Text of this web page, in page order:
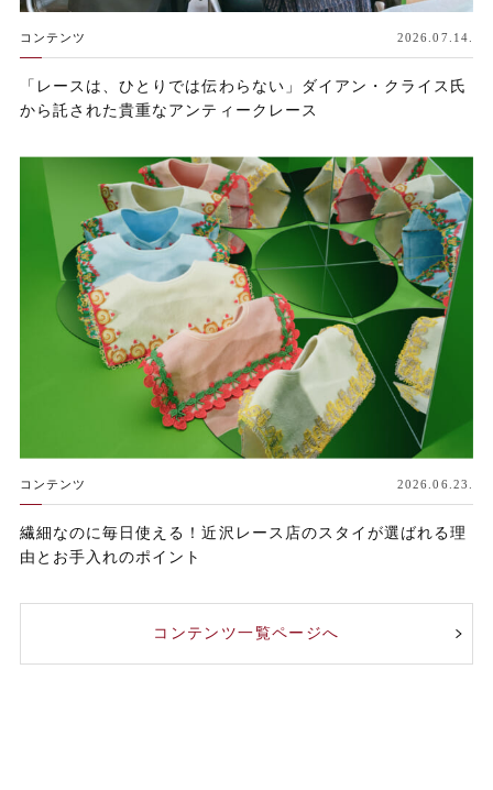
コンテンツ 2026.07.14.
「レースは、ひとりでは伝わらない」ダイアン・クライス氏
から託された貴重なアンティークレース
コンテンツ 2026.06.23.
繊細なのに毎日使える！近沢レース店のスタイが選ばれる理
由とお手入れのポイント
コンテンツ一覧ページへ